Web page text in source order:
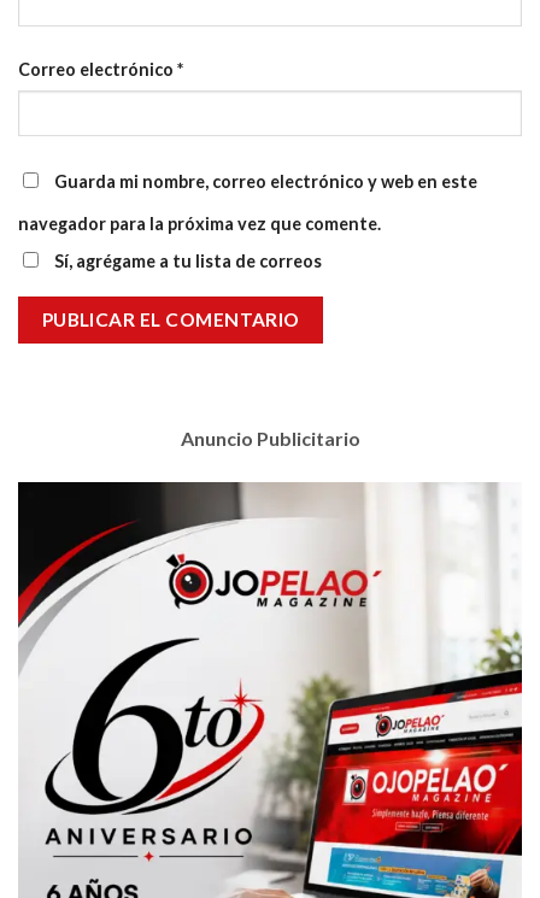
Correo electrónico *
Guarda mi nombre, correo electrónico y web en este
navegador para la próxima vez que comente.
Sí, agrégame a tu lista de correos
Anuncio Publicitario